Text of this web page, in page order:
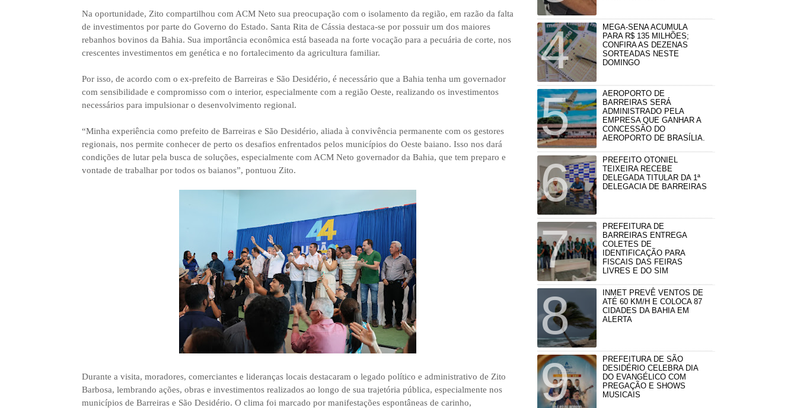
Na oportunidade, Zito compartilhou com ACM Neto sua preocupação com o isolamento da região, em razão da falta
de investimentos por parte do Governo do Estado. Santa Rita de Cássia destaca-se por possuir um dos maiores
rebanhos bovinos da Bahia. Sua importância econômica está baseada na forte vocação para a pecuária de corte, nos
crescentes investimentos em genética e no fortalecimento da agricultura familiar.
Por isso, de acordo com o ex-prefeito de Barreiras e São Desidério, é necessário que a Bahia tenha um governador
com sensibilidade e compromisso com o interior, especialmente com a região Oeste, realizando os investimentos
necessários para impulsionar o desenvolvimento regional.
“Minha experiência como prefeito de Barreiras e São Desidério, aliada à convivência permanente com os gestores
regionais, nos permite conhecer de perto os desafios enfrentados pelos municípios do Oeste baiano. Isso nos dará
condições de lutar pela busca de soluções, especialmente com ACM Neto governador da Bahia, que tem preparo e
vontade de trabalhar por todos os baianos”, pontuou Zito.
Durante a visita, moradores, comerciantes e lideranças locais destacaram o legado político e administrativo de Zito
Barbosa, lembrando ações, obras e investimentos realizados ao longo de sua trajetória pública, especialmente nos
municípios de Barreiras e São Desidério. O clima foi marcado por manifestações espontâneas de carinho,
MEGA-SENA ACUMULA
PARA R$ 135 MILHÕES;
CONFIRA AS DEZENAS
SORTEADAS NESTE
DOMINGO
AEROPORTO DE
BARREIRAS SERÁ
ADMINISTRADO PELA
EMPRESA QUE GANHAR A
CONCESSÃO DO
AEROPORTO DE BRASÍLIA.
PREFEITO OTONIEL
TEIXEIRA RECEBE
DELEGADA TITULAR DA 1ª
DELEGACIA DE BARREIRAS
PREFEITURA DE
BARREIRAS ENTREGA
COLETES DE
IDENTIFICAÇÃO PARA
FISCAIS DAS FEIRAS
LIVRES E DO SIM
INMET PREVÊ VENTOS DE
ATÉ 60 KM/H E COLOCA 87
CIDADES DA BAHIA EM
ALERTA
PREFEITURA DE SÃO
DESIDÉRIO CELEBRA DIA
DO EVANGÉLICO COM
PREGAÇÃO E SHOWS
MUSICAIS